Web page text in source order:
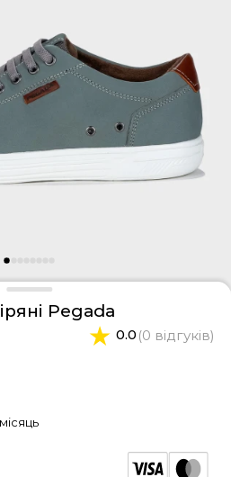
Pegada
0.0 (0 відгуків)